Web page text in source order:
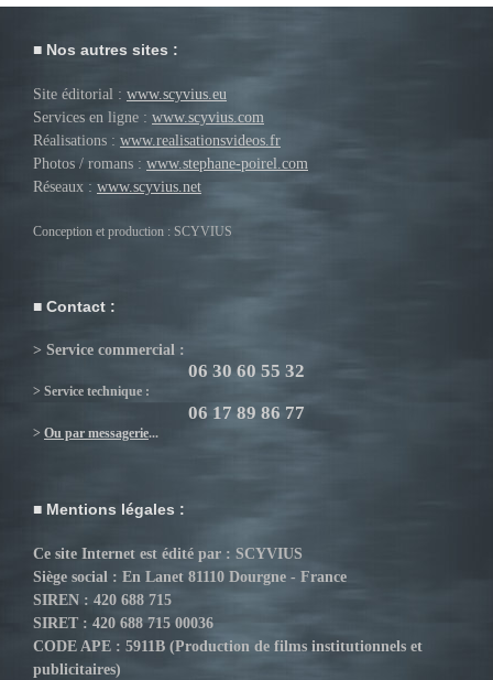
Nos autres sites :
Site éditorial : www.scyvius.eu
Services en ligne : www.scyvius.com
Réalisations : www.realisationsvideos.fr
Photos / romans : www.stephane-poirel.com
Réseaux : www.scyvius.net
Conception et production : SCYVIUS
Contact :
> Service commercial :
06 30 60 55 32
> Service technique :
06 17 89 86 77
> Ou par messagerie...
Mentions légales :
Ce site Internet est édité par : SCYVIUS
Siège social : En Lanet 81110 Dourgne - France
SIREN : 420 688 715
SIRET : 420 688 715 00036
CODE APE : 5911B (Production de films institutionnels et
publicitaires)